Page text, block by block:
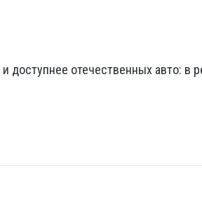
доступнее отечественных авто: в